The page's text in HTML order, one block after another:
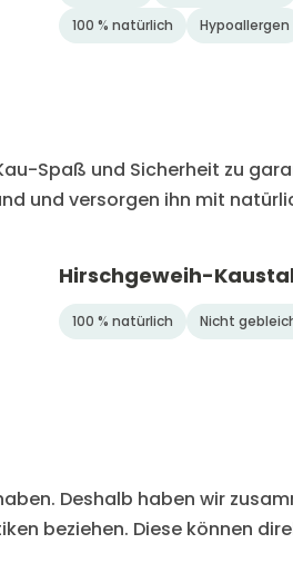
100 % natürlich
Hypoallergen
Spaß und Sicherheit zu
und versorgen ihn mit
Hirschgeweih-
100 % natürlich Nicht
Deshalb haben wir
beziehen. Diese können